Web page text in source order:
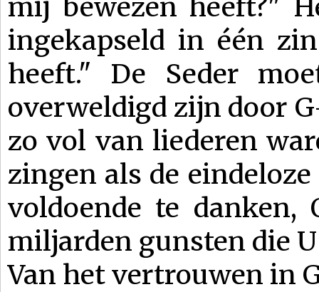
mij bewezen heeft?"
ingekapseld in één
heeft." De Seder
overweldigd zijn door
zo vol van liederen
zingen als de
voldoende te
miljarden gunsten die
Van het vertrouwen in